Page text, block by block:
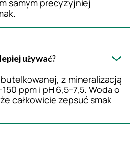
samym precyzyjniej
używać?
z mineralizacją
ppm i pH 6,5–7,5. Woda o
całkowicie zepsuć smak